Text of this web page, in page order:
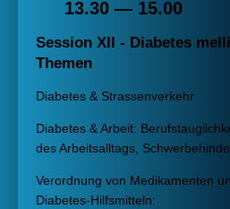
13.30 — 15.00
Session XII - Diabetes
Themen
Diabetes & Strassenverkehr
Diabetes & Arbeit:
des Arbeitsalltags,
Verordnung von Medikamenten
Diabetes-Hilfsmitteln: